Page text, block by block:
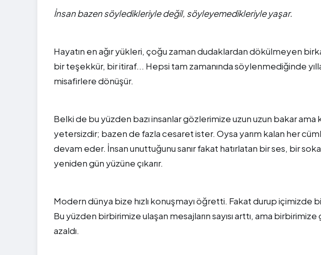
İnsan bazen söyledikleriyle değil, söyleyemedikleriyle yaşar.
Hayatın en ağır yükleri, çoğu zaman dudaklardan dökülmeyen
bir teşekkür, bir itiraf... Hepsi tam zamanında söylenmediğinde
misafirlere dönüşür.
Belki de bu yüzden bazı insanlar gözlerimize uzun uzun bakar
yetersizdir; bazen de fazla cesaret ister. Oysa yarım kalan her
devam eder. İnsan unuttuğunu sanır fakat hatırlatan bir ses, bir
yeniden gün yüzüne çıkarır.
Modern dünya bize hızlı konuşmayı öğretti. Fakat durup
Bu yüzden birbirimize ulaşan mesajların sayısı arttı, ama
azaldı.